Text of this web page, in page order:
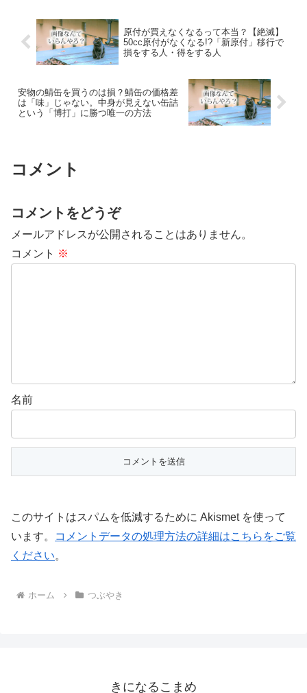
原付が買えなくなるって本当？【絶滅】
50cc原付がなくなる!?「新原付」移行で
損をする人・得をする人
安物の鯖缶を買うのは損？鯖缶の価格差
は「味」じゃない。中身が見えない缶詰
という「博打」に勝つ唯一の方法
コメント
コメントをどうぞ
メールアドレスが公開されることはありません。
コメント ※
名前
このサイトはスパムを低減するために Akismet を使って
います。
コメントデータの処理方法の詳細はこちらをご覧
ください。
ホーム つぶやき
きになるこまめ